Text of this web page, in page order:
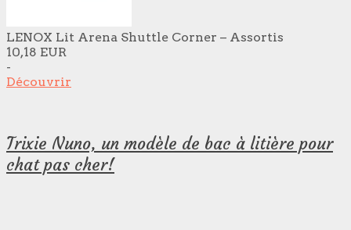
LENOX Lit Arena Shuttle Corner – Assortis
10,18 EUR
-
Découvrir
Trixie Nuno, un modèle de bac à litière pour
chat pas cher!